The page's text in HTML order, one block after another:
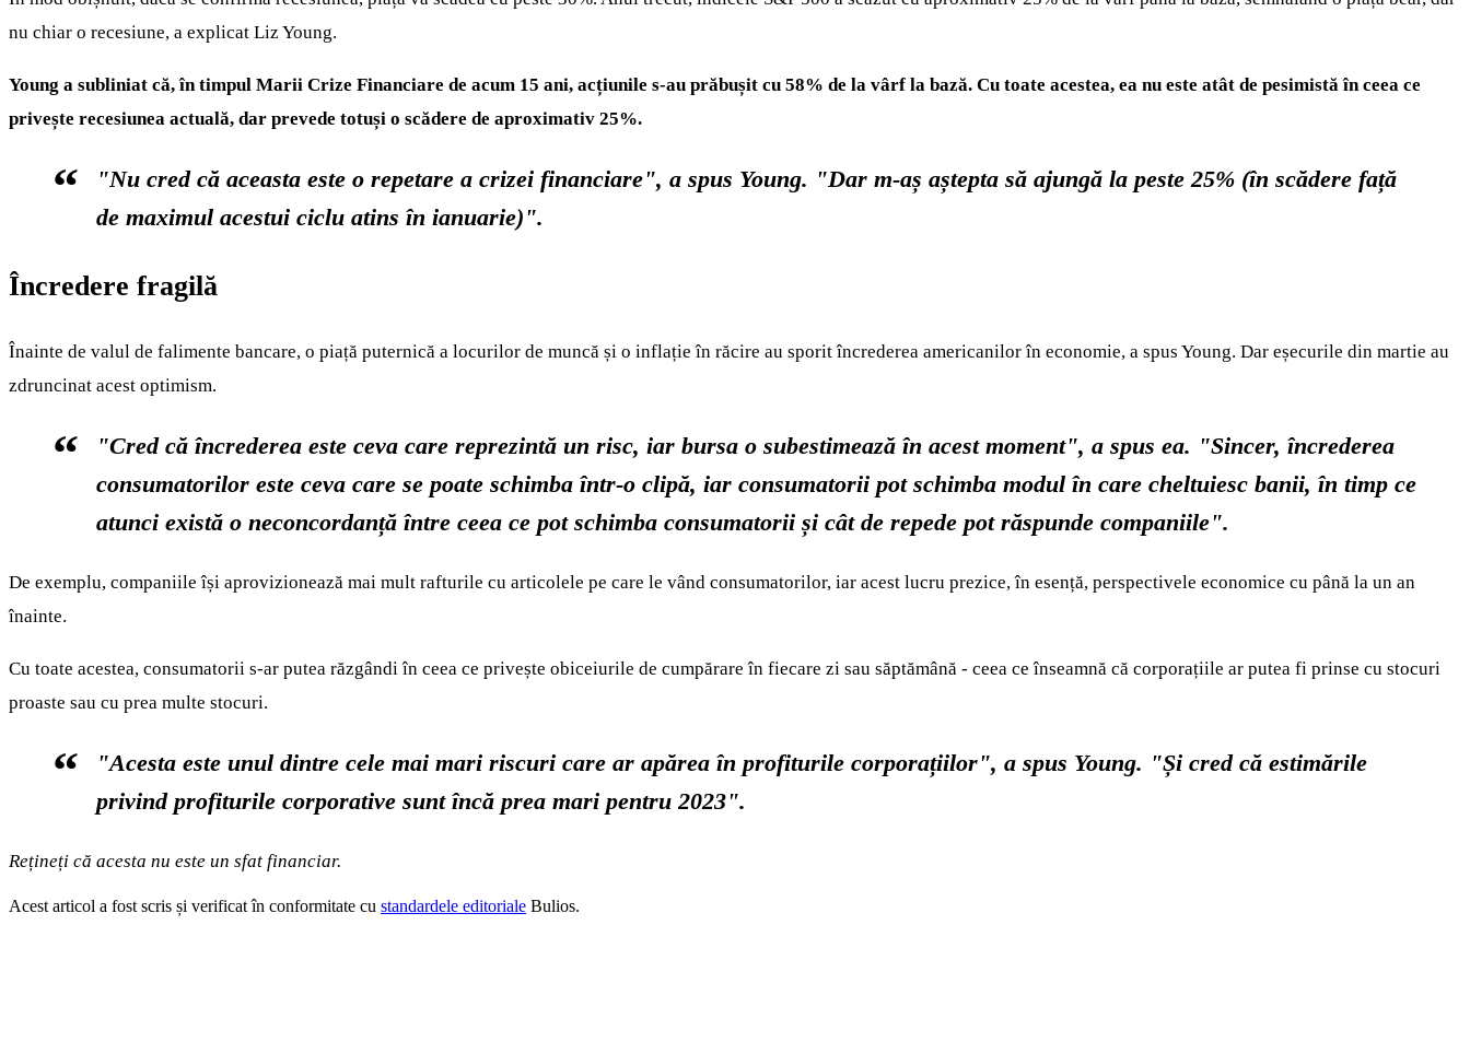
nu chiar o recesiune, a explicat Liz Young.
Young a subliniat că, în timpul Marii Crize Financiare de acum 15 ani, acțiunile s-au prăbușit cu 58% de la vârf la bază. Cu toate acestea, ea nu este atât de pesimistă în ceea ce
privește recesiunea actuală, dar prevede totuși o scădere de aproximativ 25%.
"Nu cred că aceasta este o repetare a crizei financiare", a spus Young. "Dar m-aș aștepta să ajungă la peste 25% (în scădere față
de maximul acestui ciclu atins în ianuarie)".
Încredere fragilă
Înainte de valul de falimente bancare, o piață puternică a locurilor de muncă și o inflație în răcire au sporit încrederea americanilor în economie, a spus Young. Dar eșecurile din martie au
zdruncinat acest optimism.
"Cred că încrederea este ceva care reprezintă un risc, iar bursa o subestimează în acest moment", a spus ea. "Sincer, încrederea
consumatorilor este ceva care se poate schimba într-o clipă, iar consumatorii pot schimba modul în care cheltuiesc banii, în timp ce
atunci există o neconcordanță între ceea ce pot schimba consumatorii și cât de repede pot răspunde companiile".
De exemplu, companiile își aprovizionează mai mult rafturile cu articolele pe care le vând consumatorilor, iar acest lucru prezice, în esență, perspectivele economice cu până la un an
înainte.
Cu toate acestea, consumatorii s-ar putea răzgândi în ceea ce privește obiceiurile de cumpărare în fiecare zi sau săptămână - ceea ce înseamnă că corporațiile ar putea fi prinse cu stocuri
proaste sau cu prea multe stocuri.
"Acesta este unul dintre cele mai mari riscuri care ar apărea în profiturile corporațiilor", a spus Young. "Și cred că estimările
privind profiturile corporative sunt încă prea mari pentru 2023".
Rețineți că acesta nu este un sfat financiar.
Acest articol a fost scris și verificat în conformitate cu standardele editoriale Bulios.